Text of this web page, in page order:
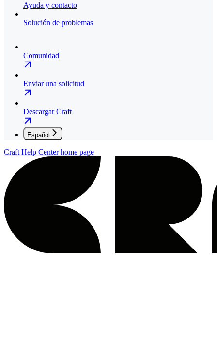
Ayuda y contacto
Solución de problemas
Comunidad
Enviar una solicitud
Descargar Craft
Español
Craft Help Centerhome page